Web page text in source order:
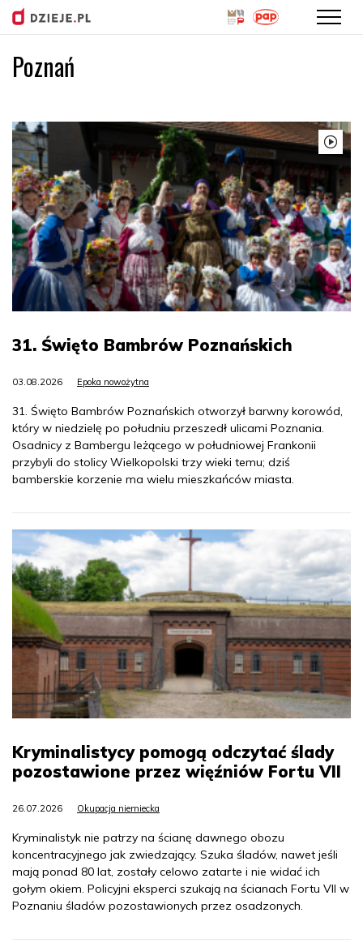
Poznań
31. Święto Bambrów Poznańskich
03.08.2026 Epoka nowożytna
31. Święto Bambrów Poznańskich otworzył barwny korowód,
który w niedzielę po południu przeszedł ulicami Poznania.
Osadnicy z Bambergu leżącego w południowej Frankonii
przybyli do stolicy Wielkopolski trzy wieki temu; dziś
bamberskie korzenie ma wielu mieszkańców miasta.
Kryminalistycy pomogą odczytać ślady
pozostawione przez więźniów Fortu VII
26.07.2026 Okupacja niemiecka
Kryminalistyk nie patrzy na ścianę dawnego obozu
koncentracyjnego jak zwiedzający. Szuka śladów, nawet jeśli
mają ponad 80 lat, zostały celowo zatarte i nie widać ich
gołym okiem. Policyjni eksperci szukają na ścianach Fortu VII w
Poznaniu śladów pozostawionych przez osadzonych.